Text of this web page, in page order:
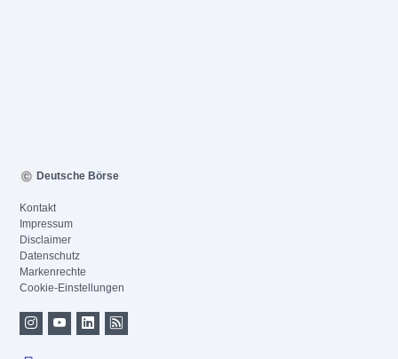
Deutsche Börse
Kontakt
Impressum
Disclaimer
Datenschutz
Markenrechte
Cookie-Einstellungen